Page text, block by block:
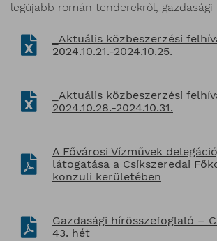
legújabb román tenderekről, gazdasági
_Aktuális közbeszerzési
2024.10.21.-2024.10.25.
_Aktuális közbeszerzési
2024.10.28.-2024.10.31.
A Fővárosi Vízművek
látogatása a Csíkszeredai
konzuli kerületében
Gazdasági hírösszefoglaló –
43. hét